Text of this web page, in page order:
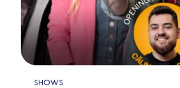
SHOWS